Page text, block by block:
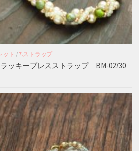
ット /7.ストラップ
ッキーブレスストラップ BM-02730